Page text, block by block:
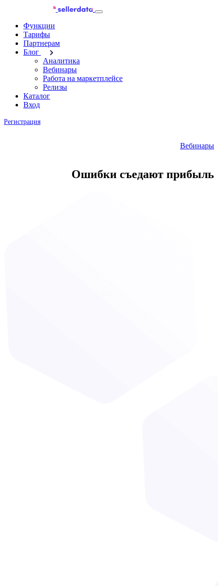
Функции
Тарифы
Партнерам
Блог
Аналитика
Вебинары
Работа на маркетплейсе
Релизы
Каталог
Вход
Регистрация
Вебинары
Ошибки съедают прибыль